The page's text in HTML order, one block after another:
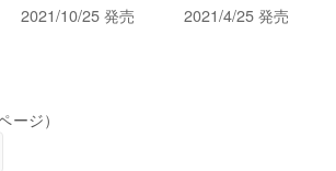
2021/10/25 発売 2021/4/25 発売
ジ）